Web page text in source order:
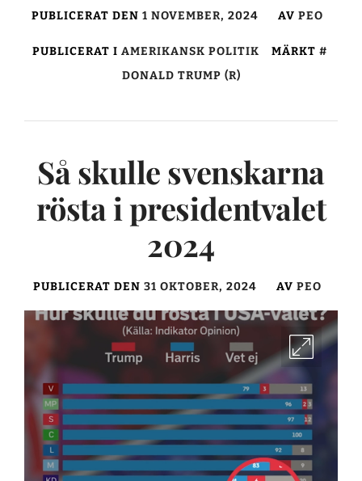
PUBLICERAT DEN 1 NOVEMBER, 2024 AV PEO
PUBLICERAT I AMERIKANSK POLITIK
MÄRKT
DONALD TRUMP (R)
Så skulle svenskarna
rösta i presidentvalet
2024
PUBLICERAT DEN 31 OKTOBER, 2024 AV PEO